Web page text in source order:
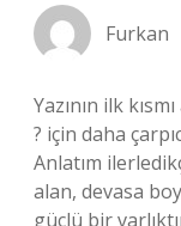
Furkan
Yazının ilk
? için daha
Anlatım
alan, devasa
güçlü bir